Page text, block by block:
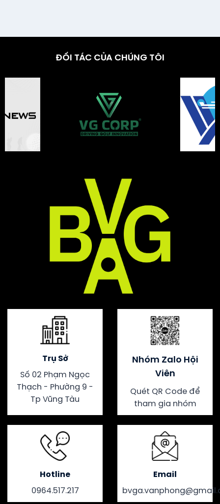
ĐỐI TÁC CỦA CHÚNG TÔI
Trụ Sở
Số 02 Phạm Ngọc
Thạch - Phường 9 -
Tp Vũng Tàu
Nhóm Zalo Hội
Viên
Quét QR Code để
tham gia nhóm
Hotline
0964.517.217
Email